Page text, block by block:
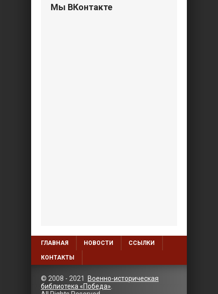
Мы ВКонтакте
ГЛАВНАЯ НОВОСТИ ССЫЛКИ
КОНТАКТЫ
© 2008 - 2021
Военно-историческая
библиотека «Победа»